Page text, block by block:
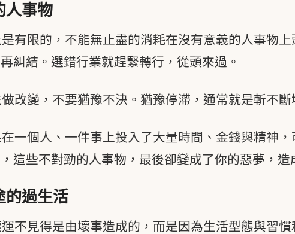
人事物
有限的，不能無止盡的消耗在沒有意義的人事物
糾結。選錯行業就趕緊轉行，從頭來過。
改變，不要猶豫不決。猶豫停滯，通常就是斬不斷
一個人、一件事上投入了大量時間、金錢與精神
這些不對勁的人事物，最後卻變成了你的惡夢，造
的過生活
不見得是由壞事造成的，而是因為生活型態與習